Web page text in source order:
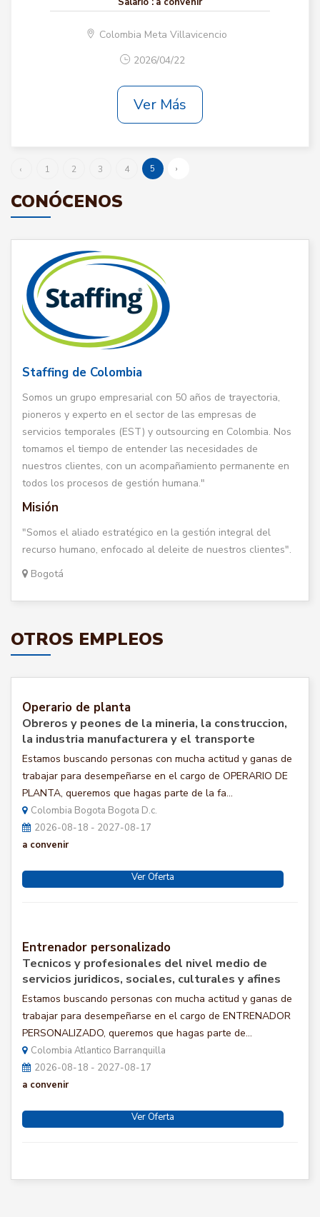
Colombia Meta Villavicencio
2026/04/22
Ver Más
‹ 1 2 3 4 5 ›
CONÓCENOS
Staffing de Colombia
Somos un grupo empresarial con 50 años de trayectoria,
pioneros y experto en el sector de las empresas de
servicios temporales (EST) y outsourcing en Colombia. Nos
tomamos el tiempo de entender las necesidades de
nuestros clientes, con un acompañamiento permanente en
todos los procesos de gestión humana."
Misión
"Somos el aliado estratégico en la gestión integral del
recurso humano, enfocado al deleite de nuestros clientes".
Bogotá
OTROS EMPLEOS
Operario de planta
Obreros y peones de la mineria, la construccion,
la industria manufacturera y el transporte
Estamos buscando personas con mucha actitud y ganas de
trabajar para desempeñarse en el cargo de OPERARIO DE
PLANTA, queremos que hagas parte de la fa...
Colombia Bogota Bogota D.c.
2026-08-18 - 2027-08-17
a convenir
Ver Oferta
Entrenador personalizado
Tecnicos y profesionales del nivel medio de
servicios juridicos, sociales, culturales y afines
Estamos buscando personas con mucha actitud y ganas de
trabajar para desempeñarse en el cargo de ENTRENADOR
PERSONALIZADO, queremos que hagas parte de...
Colombia Atlantico Barranquilla
2026-08-18 - 2027-08-17
a convenir
Ver Oferta